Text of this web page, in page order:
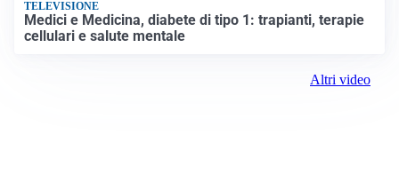
TELEVISIONE
Medici e Medicina, diabete di tipo 1: trapianti, terapie
cellulari e salute mentale
Altri video